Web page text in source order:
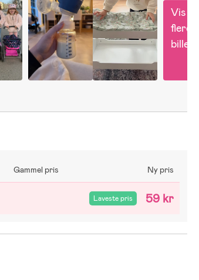
Vis
flere
Gammel pris Ny pris
Laveste pris 59 kr